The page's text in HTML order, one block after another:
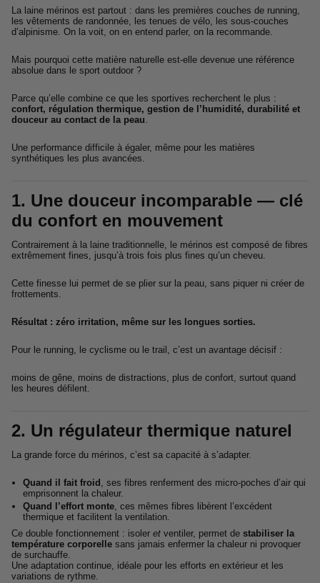
La laine mérinos est partout : dans les premières couches de running,
les vêtements de randonnée, les tenues de vélo, les sous-couches
d’alpinisme. On la voit, on en entend parler, on la recommande.
Mais pourquoi cette matière naturelle est-elle devenue une référence
absolue dans le sport outdoor ?
Parce qu’elle combine ce que les sportives recherchent le plus :
confort, régulation thermique, gestion de l’humidité, durabilité et
douceur au contact de la peau
Une performance difficile à égaler, même pour les matières
synthétiques les plus avancées.
1. Une douceur incomparable — clé
du confort en mouvement
Contrairement à la laine traditionnelle, le mérinos est composé de fibres
extrêmement fines, jusqu’à trois fois plus fines qu’un cheveu.
Cette finesse lui permet de se plier sur la peau, sans piquer ni créer de
frottements.
Résultat : zéro irritation, même sur les longues sorties.
Pour le running, le cyclisme ou le trail, c’est un avantage décisif :
moins de gêne, moins de distractions, plus de confort, surtout quand
les heures défilent.
2. Un régulateur thermique naturel
La grande force du mérinos, c’est sa capacité à s’adapter.
Quand il fait froid
, ses fibres renferment des micro-poches d’air qui
emprisonnent la chaleur.
Quand l’effort monte, ces mêmes fibres libèrent l’excédent
thermique et facilitent la ventilation.
Ce double fonctionnement : isoler et ventiler, permet de stabiliser la
température corporelle sans jamais enfermer la chaleur ni provoquer
de surchauffe.
Une adaptation continue, idéale pour les efforts en extérieur et les
variations de rythme.